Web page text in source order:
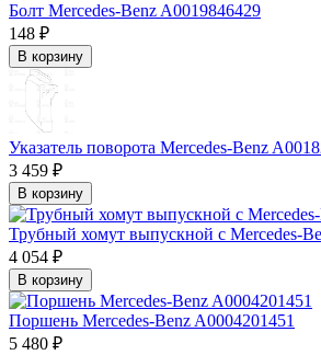
Болт Mercedes-Benz A0019846429
148 ₽
В корзину
Указатель поворота Mercedes-Benz
3 459 ₽
В корзину
Трубный хомут выпускной с Mercedes-
4 054 ₽
В корзину
Поршень Mercedes-Benz A0004201451
5 480 ₽